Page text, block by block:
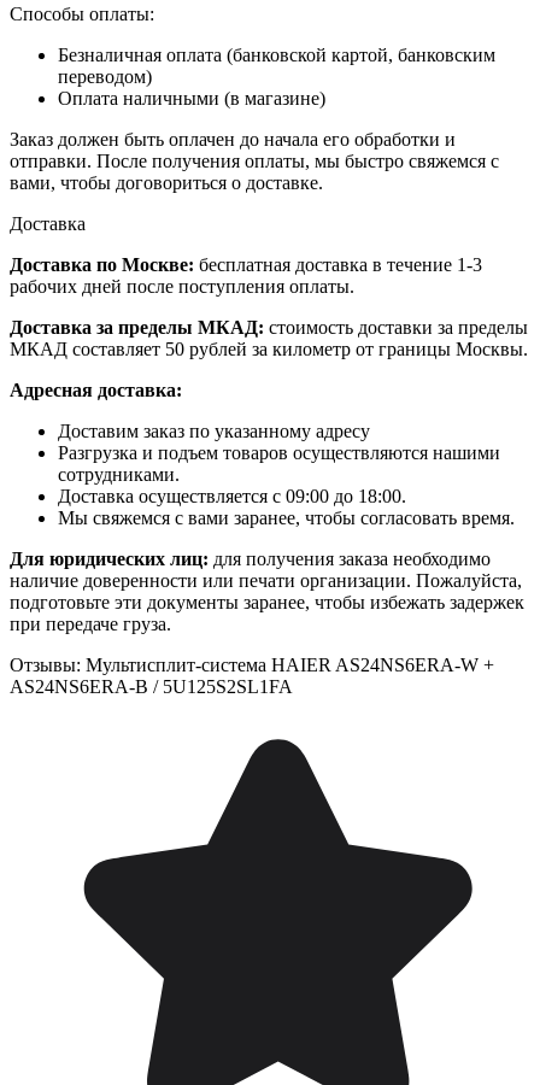
Способы оплаты:
Безналичная оплата (банковской картой, банковским
переводом)
Оплата наличными (в магазине)
Заказ должен быть оплачен до начала его обработки и
отправки. После получения оплаты, мы быстро свяжемся с
вами, чтобы договориться о доставке.
Доставка
Доставка по Москве: бесплатная доставка в течение 1-3
рабочих дней после поступления оплаты.
Доставка за пределы МКАД: стоимость доставки за пределы
МКАД составляет 50 рублей за километр от границы Москвы.
Адресная доставка:
Доставим заказ по указанному адресу
Разгрузка и подъем товаров осуществляются нашими
сотрудниками.
Доставка осуществляется с 09:00 до 18:00.
Мы свяжемся с вами заранее, чтобы согласовать время.
Для юридических лиц: для получения заказа необходимо
наличие доверенности или печати организации. Пожалуйста,
подготовьте эти документы заранее, чтобы избежать задержек
при передаче груза.
Отзывы: Мультисплит-система HAIER AS24NS6ERA-W +
AS24NS6ERA-B / 5U125S2SL1FA